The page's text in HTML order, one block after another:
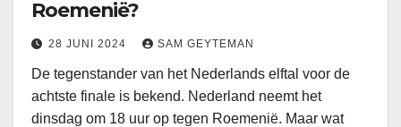
Roemenië?
28 JUNI 2024 SAM GEYTEMAN
De tegenstander van het Nederlands elftal voor de
achtste finale is bekend. Nederland neemt het
dinsdag om 18 uur op tegen Roemenië. Maar wat